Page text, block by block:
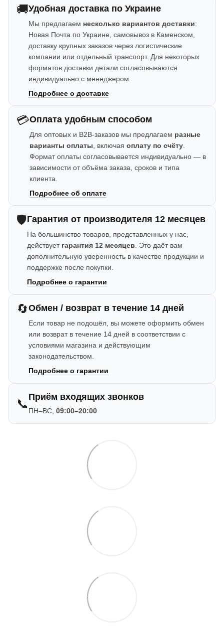
🚚Удобная доставка по Украине
Мы предлагаем несколько вариантов доставки:
Новая Почта по Украине, самовывоз в Каменском,
доставку крупных заказов через логистические
компании или отдельный транспорт. Для некоторых
форматов доставки детали согласовываются
индивидуально с менеджером.
Подробнее о доставке
💳Оплата удобным способом
Для оптовых и B2B-заказов мы предлагаем разные
варианты оплаты , включая оплату по счёту
Формат оплаты согласовывается индивидуально — в
зависимости от объёма заказа, сроков и типа
клиента.
Подробнее об оплате
🛡️Гарантия от производителя 12 месяцев
На большинство товаров, представленных у нас,
действует гарантия 12 месяцев . Это даёт вам
дополнительную уверенность в качестве продукции и
поддержке после покупки.
Подробнее о гарантии
🔄Обмен / возврат в течение 14 дней
Если товар не подошёл, вы можете оформить обмен
или возврат в течение 14 дней в соответствии с
условиями магазина и действующим
законодательством.
Подробнее о гарантии
📞 Приём входящих звонков
ПН–ВС, 09:00–20:00